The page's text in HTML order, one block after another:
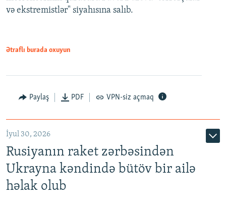
və ekstremistlər" siyahısına salıb.
Ətraflı burada oxuyun
Paylaş PDF VPN-siz açmaq
İyul 30, 2026
Rusiyanın raket zərbəsindən
Ukrayna kəndində bütöv bir ailə
həlak olub